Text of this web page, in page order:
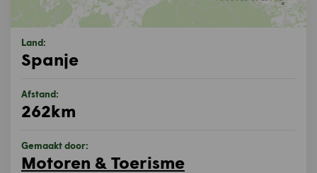
Land:
Spanje
Afstand:
262km
Gemaakt door:
Motoren & Toerisme